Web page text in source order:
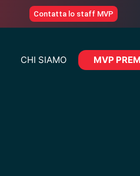
Contatta lo staff MVP
CHI SIAMO MVP